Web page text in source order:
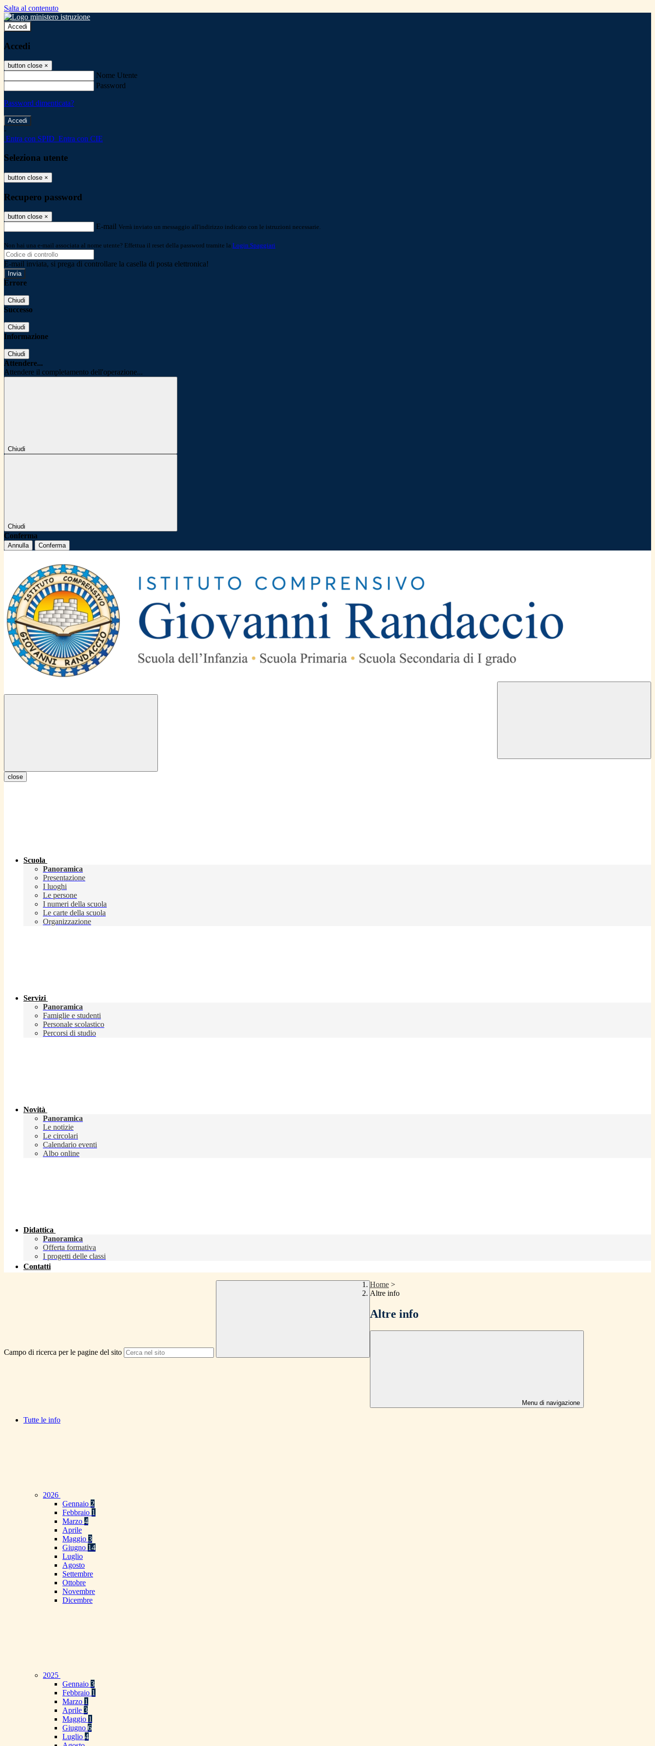
Salta al contenuto
Accedi
Accedi
button close ×
Nome Utente
Password
Password dimenticata?
-
Entra con SPID Entra con CIE
Seleziona utente
button close ×
Recupero password
button close ×
E-mail Verrà inviato un messaggio all'indirizzo indicato con le istruzioni necessarie.
Non hai una e-mail associata al nome utente? Effettua il reset della password tramite la Login Spaggiari
E-mail inviata, si prega di controllare la casella di posta elettronica!
Errore
Chiudi
Successo
Chiudi
Informazione
Chiudi
Attendere...
Attendere il completamento dell'operazione...
Chiudi
Chiudi
Conferma
Annulla Conferma
close
Scuola
Panoramica
Presentazione
I luoghi
Le persone
I numeri della scuola
Le carte della scuola
Organizzazione
Servizi
Panoramica
Famiglie e studenti
Personale scolastico
Percorsi di studio
Novità
Panoramica
Le notizie
Le circolari
Calendario eventi
Albo online
Didattica
Panoramica
Offerta formativa
I progetti delle classi
Contatti
Campo di ricerca per le pagine del sito
Home >
Altre info
Altre info
Menu di navigazione
Tutte le info
2026
Gennaio 2
Febbraio 1
Marzo 4
Aprile
Maggio 3
Giugno 14
Luglio
Agosto
Settembre
Ottobre
Novembre
Dicembre
2025
Gennaio 3
Febbraio 1
Marzo 1
Aprile 3
Maggio 1
Giugno 6
Luglio 4